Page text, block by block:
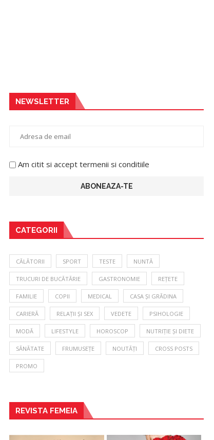
NEWSLETTER
Am citit si accept termenii si conditiile
CATEGORII
CĂLĂTORII SPORT TESTE NUNTĂ
TRUCURI DE BUCĂTĂRIE GASTRONOMIE REȚETE
FAMILIE COPII MEDICAL CASA ȘI GRĂDINA
CARIERĂ RELAȚII ȘI SEX VEDETE PSIHOLOGIE
MODĂ LIFESTYLE HOROSCOP NUTRIȚIE ȘI DIETE
SĂNĂTATE FRUMUSEȚE NOUTĂȚI CROSS POSTS
PROMO
REVISTA FEMEIA